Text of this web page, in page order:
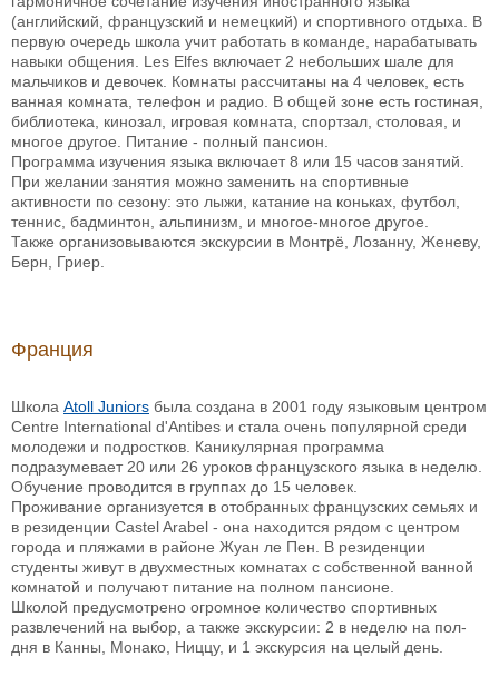
(английский, французский и немецкий) и спортивного отдыха. В
первую очередь школа учит работать в команде, нарабатывать
навыки общения. Les Elfes включает 2 небольших шале для
мальчиков и девочек. Комнаты рассчитаны на 4 человек, есть
ванная комната, телефон и радио. В общей зоне есть гостиная,
библиотека, кинозал, игровая комната, спортзал, столовая, и
многое другое. Питание - полный пансион.
Программа изучения языка включает 8 или 15 часов занятий.
При желании занятия можно заменить на спортивные
активности по сезону: это лыжи, катание на коньках, футбол,
теннис, бадминтон, альпинизм, и многое-многое другое.
Также организовываются экскурсии в Монтрё, Лозанну, Женеву,
Берн, Гриер.
Франция
Школа Atoll Juniors была создана в 2001 году языковым центром
Centre International d'Antibes и стала очень популярной среди
молодежи и подростков. Каникулярная программа
подразумевает 20 или 26 уроков французского языка в неделю.
Обучение проводится в группах до 15 человек.
Проживание организуется в отобранных французских семьях и
в резиденции Сastel Arabel - она находится рядом с центром
города и пляжами в районе Жуан ле Пен. В резиденции
студенты живут в двухместных комнатах с собственной ванной
комнатой и получают питание на полном пансионе.
Школой предусмотрено огромное количество спортивных
развлечений на выбор, а также экскурсии: 2 в неделю на пол-
дня в Канны, Монако, Ниццу, и 1 экскурсия на целый день.